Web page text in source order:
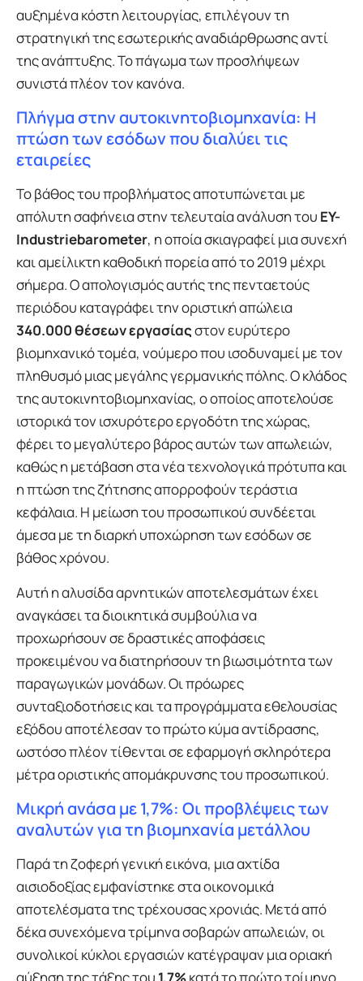
αυξημένα κόστη λειτουργίας, επιλέγουν τη
στρατηγική της εσωτερικής αναδιάρθρωσης αντί
της ανάπτυξης. Το πάγωμα των προσλήψεων
συνιστά πλέον τον κανόνα.
Πλήγμα στην αυτοκινητοβιομηχανία: Η
πτώση των εσόδων που διαλύει τις
εταιρείες
Το βάθος του προβλήματος αποτυπώνεται με
απόλυτη σαφήνεια στην τελευταία ανάλυση του EY-
Industriebarometer, η οποία σκιαγραφεί μια συνεχή
και αμείλικτη καθοδική πορεία από το 2019 μέχρι
σήμερα. Ο απολογισμός αυτής της πενταετούς
περιόδου καταγράφει την οριστική απώλεια
340.000 θέσεων εργασίαςστον ευρύτερο
βιομηχανικό τομέα, νούμερο που ισοδυναμεί με τον
πληθυσμό μιας μεγάλης γερμανικής πόλης. Ο κλάδος
της αυτοκινητοβιομηχανίας, ο οποίος αποτελούσε
ιστορικά τον ισχυρότερο εργοδότη της χώρας,
φέρει το μεγαλύτερο βάρος αυτών των απωλειών,
καθώς η μετάβαση στα νέα τεχνολογικά πρότυπα και
η πτώση της ζήτησης απορροφούν τεράστια
κεφάλαια. Η μείωση του προσωπικού συνδέεται
άμεσα με τη διαρκή υποχώρηση των εσόδων σε
βάθος χρόνου.
Αυτή η αλυσίδα αρνητικών αποτελεσμάτων έχει
αναγκάσει τα διοικητικά συμβούλια να
προχωρήσουν σε δραστικές αποφάσεις
προκειμένου να διατηρήσουν τη βιωσιμότητα των
παραγωγικών μονάδων. Οι πρόωρες
συνταξιοδοτήσεις και τα προγράμματα εθελουσίας
εξόδου αποτέλεσαν το πρώτο κύμα αντίδρασης,
ωστόσο πλέον τίθενται σε εφαρμογή σκληρότερα
μέτρα οριστικής απομάκρυνσης του προσωπικού.
Μικρή ανάσα με 1,7%: Οι προβλέψεις των
αναλυτών για τη βιομηχανία μετάλλου
Παρά τη ζοφερή γενική εικόνα, μια αχτίδα
αισιοδοξίας εμφανίστηκε στα οικονομικά
αποτελέσματα της τρέχουσας χρονιάς. Μετά από
δέκα συνεχόμενα τρίμηνα σοβαρών απωλειών, οι
συνολικοί κύκλοι εργασιών κατέγραψαν μια οριακή